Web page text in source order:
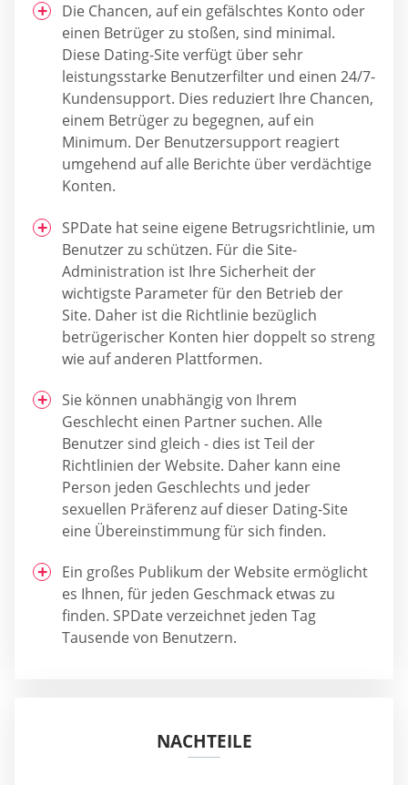
Die Chancen, auf ein gefälschtes Konto oder
einen Betrüger zu stoßen, sind minimal.
Diese Dating-Site verfügt über sehr
leistungsstarke Benutzerfilter und einen 24/7-
Kundensupport. Dies reduziert Ihre Chancen,
einem Betrüger zu begegnen, auf ein
Minimum. Der Benutzersupport reagiert
umgehend auf alle Berichte über verdächtige
Konten.
SPDate hat seine eigene Betrugsrichtlinie, um
Benutzer zu schützen. Für die Site-
Administration ist Ihre Sicherheit der
wichtigste Parameter für den Betrieb der
Site. Daher ist die Richtlinie bezüglich
betrügerischer Konten hier doppelt so streng
wie auf anderen Plattformen.
Sie können unabhängig von Ihrem
Geschlecht einen Partner suchen. Alle
Benutzer sind gleich - dies ist Teil der
Richtlinien der Website. Daher kann eine
Person jeden Geschlechts und jeder
sexuellen Präferenz auf dieser Dating-Site
eine Übereinstimmung für sich finden.
Ein großes Publikum der Website ermöglicht
es Ihnen, für jeden Geschmack etwas zu
finden. SPDate verzeichnet jeden Tag
Tausende von Benutzern.
NACHTEILE